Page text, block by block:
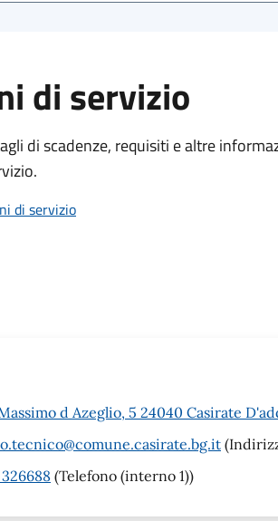
di servizio
di scadenze, requisiti e altre
di servizio
d Azeglio, 5 24040 Casirate
(Telefono (interno 1))